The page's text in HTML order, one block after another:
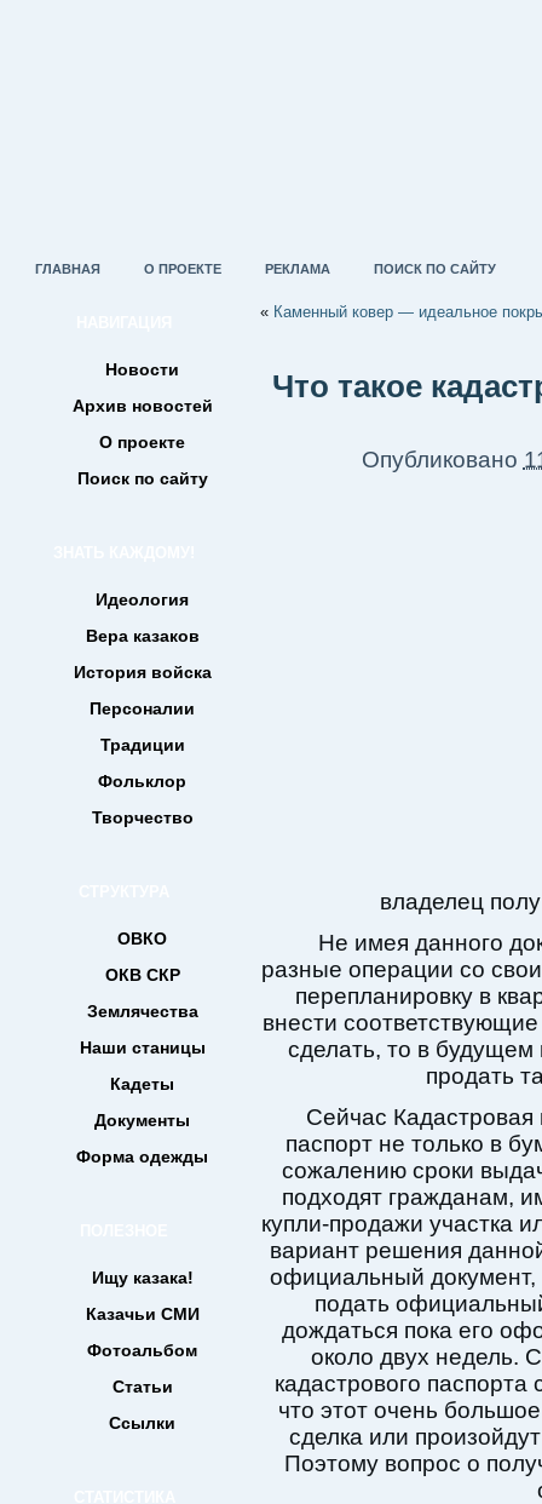
ГЛАВНАЯ О ПРОЕКТЕ РЕКЛАМА ПОИСК ПО САЙТУ
Новости
Архив новостей
О проекте
Поиск по сайту
Идеология
Вера казаков
История войска
Персоналии
Традиции
Фольклор
Творчество
ОВКО
ОКВ СКР
Землячества
Наши станицы
Кадеты
Документы
Форма одежды
Ищу казака!
Казачьи СМИ
Фотоальбом
Статьи
Ссылки
« Каменный ковер — идеальное
Что такое
Опубликовано
владелец
Не имея данного
разные операции со
перепланировку в
внести
сделать, то в
продать
Сейчас Кадастровая
паспорт не только в
сожалению сроки
подходят гражданам,
купли-продажи участка
вариант решения
официальный документ,
подать
дождаться пока его
около двух недель.
кадастрового паспорта
что этот очень
сделка или
Поэтому вопрос о